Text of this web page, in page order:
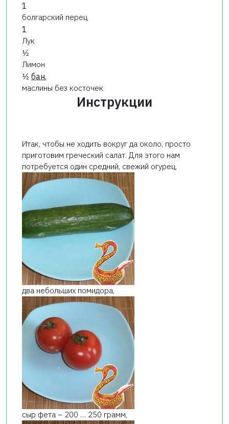
1
болгарский перец
1
Лук
1⁄2
Лимон
1⁄2 бан.
маслины без косточек
Инструкции
Итак, чтобы не ходить вокруг да около, просто
приготовим греческий салат. Для этого нам
потребуется один средний, свежий огурец,
два небольших помидора,
сыр фета – 200 … 250 грамм,